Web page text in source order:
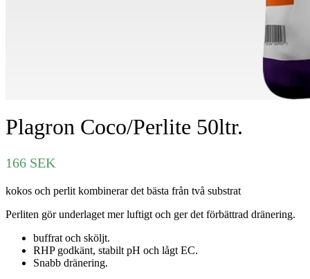
Plagron Coco/Perlite 50ltr.
166 SEK
kokos och perlit kombinerar det bästa från två substrat
Perliten gör underlaget mer luftigt och ger det förbättrad dränering.
buffrat och sköljt.
RHP godkänt, stabilt pH och lågt EC.
Snabb dränering.